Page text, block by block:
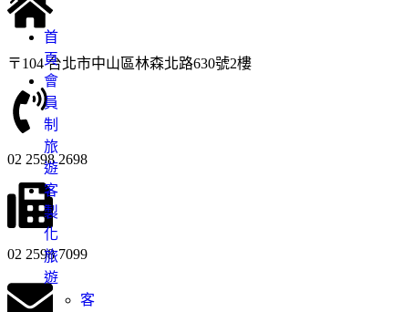
首
頁
會
員
制
旅
遊
客
製
化
旅
遊
客
〒104 台北市中山區林森北路630號2樓
02 2598 2698
02 2598 7099